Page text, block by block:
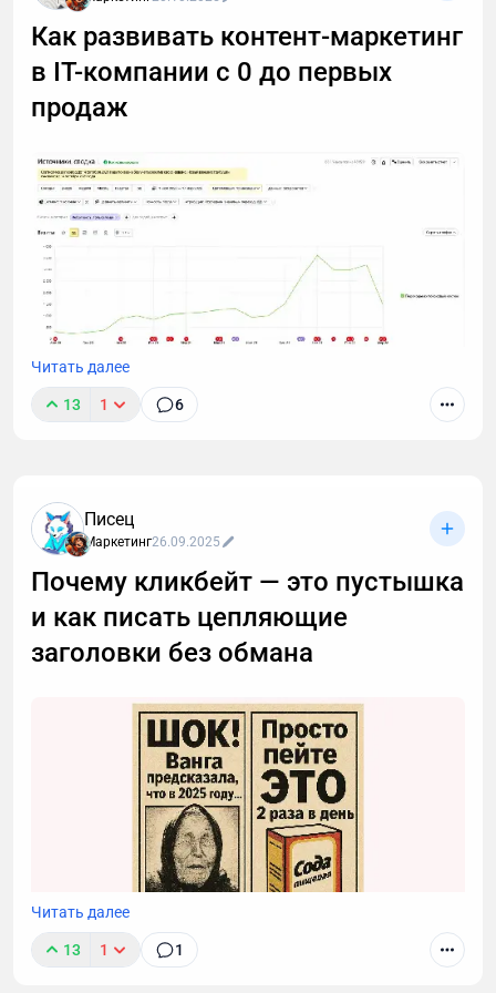
Как развивать контент-маркетинг
в IT-компании с 0 до первых
продаж
Работая маркетологом в компании, которая
занималась IT-аутсорсом я начал строить
компании. В начале 2021 года была переписана
маркетинговая стратегия, в рамках которой было
принято решение развивать контент-маркетинг.
Читать далее
13 1 6
Писец
Маркетинг26.09.2025
Почему кликбейт — это пустышка
и как писать цепляющие
заголовки без обмана
Авторы хотят, чтобы их статью заметили, и ради
Читать далее
13 1 1